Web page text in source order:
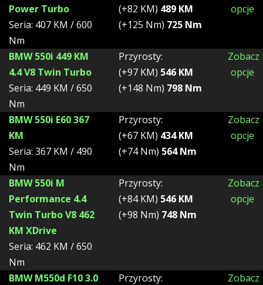
Power Turbo
Seria: 407 KM / 600
Nm
(+82 KM) 489 KM
(+125 Nm) 725 Nm
opcje
BMW 550i 449 KM
4.4 V8 Twin Turbo
Seria: 449 KM / 650
Nm
Przyrosty:
(+97 KM) 546 KM
(+148 Nm) 798 Nm
Zobacz
opcje
BMW 550i E60 367
KM
Seria: 367 KM / 490
Nm
Przyrosty:
(+67 KM) 434 KM
(+74 Nm) 564 Nm
Zobacz
opcje
BMW 550i M
Performance 4.4
Twin Turbo V8 462
KM XDrive
Seria: 462 KM / 650
Nm
Przyrosty:
(+84 KM) 546 KM
(+98 Nm) 748 Nm
Zobacz
opcje
BMW M550d F10 3.0
Przyrosty:
Zobacz